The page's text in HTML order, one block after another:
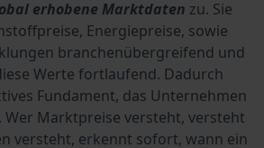
erhobene Marktdaten zu. Sie
Energiepreise, sowie
branchenübergreifend und
Werte fortlaufend. Dadurch
Fundament, das Unternehmen
Marktpreise versteht, versteht
versteht, erkennt sofort, wann ein